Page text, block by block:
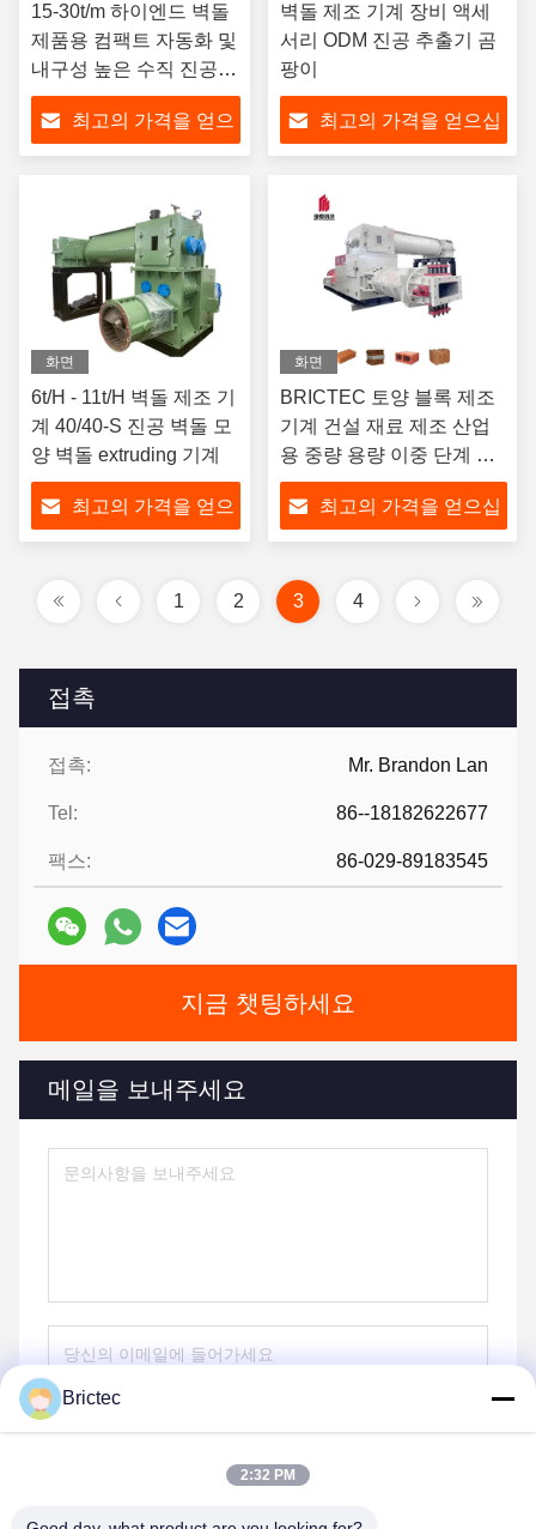
접촉
접촉: Mr. Brandon Lan
Tel: 86--18182622677
팩스: 86-029-89183545
지금 챗팅하세요
메일을 보내주세요
15-30t/m 하이엔드 벽돌
제품용 컴팩트 자동화 및
내구성 높은 수직 진공
부착기
최고의 가격을 얻으
벽돌 제조 기계 장비 액세
서리 ODM 진공 추출기 곰
팡이
최고의 가격을 얻으십
화면
6t/H - 11t/H 벽돌 제조 기
계 40/40-S 진공 벽돌 모
양 벽돌 extruding 기계
최고의 가격을 얻으
화면
BRICTEC 토양 블록 제조
기계 건설 재료 제조 산업
용 중량 용량 이중 단계 압
축기
최고의 가격을 얻으십
1 2 3 4
Brictec
2:32 PM